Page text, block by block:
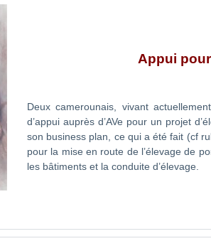
Appui
Deux camerounais, vivant
d’appui auprès d’AVe pour un projet
son business plan, ce qui a été fait (cf
pour la mise en route de l’élevage de
les bâtiments et la conduite d’élevage.